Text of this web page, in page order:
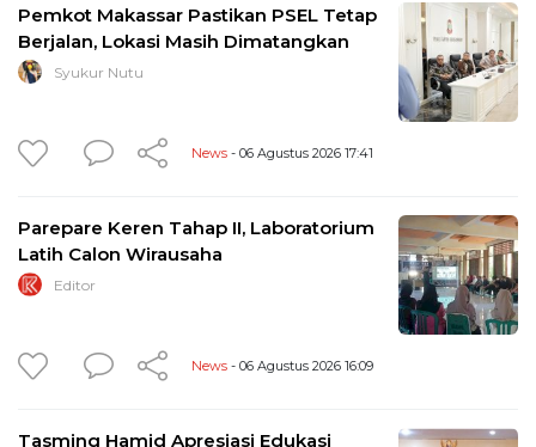
Pemkot Makassar Pastikan PSEL Tetap
Berjalan, Lokasi Masih Dimatangkan
Syukur Nutu
News - 06 Agustus 2026 17:41
Parepare Keren Tahap II, Laboratorium
Latih Calon Wirausaha
Editor
News - 06 Agustus 2026 16:09
Tasming Hamid Apresiasi Edukasi